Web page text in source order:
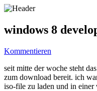
windows 8
Kommentieren
seit mitte der woche steht das
zum download bereit. ich
iso-file zu laden und in einer